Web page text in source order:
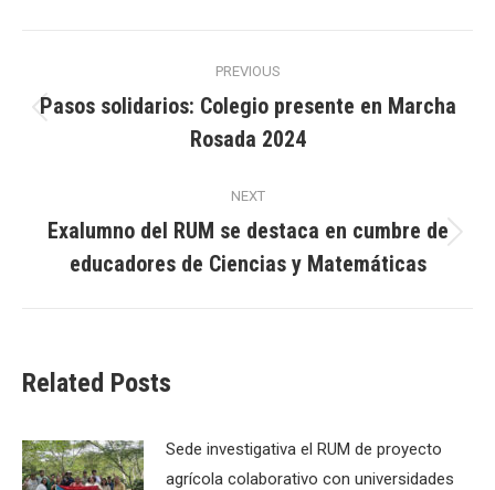
navigation
PREVIOUS
Previous
post:
Pasos solidarios: Colegio presente en Marcha
Rosada 2024
NEXT
post:
Exalumno del RUM se destaca en cumbre de
educadores de Ciencias y Matemáticas
Related Posts
Sede investigativa el RUM de proyecto
agrícola colaborativo con universidades